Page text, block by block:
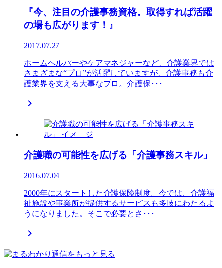
『今、注目の介護事務資格。取得すれば活躍
の場も広がります！』
2017.07.27
ホームヘルパーやケアマネジャーなど、介護業界では
さまざまな“プロ”が活躍していますが、介護事務も介
護業界を支える大事なプロ。介護保･･･

介護職の可能性を広げる「介護事務スキル」
2016.07.04
2000年にスタートした介護保険制度。今では、介護福
祉施設や事業所が提供するサービスも多岐にわたるよ
うになりました。そこで必要とさ･･･
